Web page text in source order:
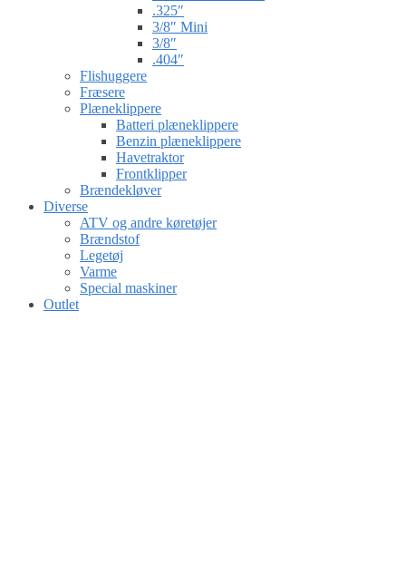
.325″
3/8″ Mini
3/8″
.404″
Flishuggere
Fræsere
Plæneklippere
Batteri plæneklippere
Benzin plæneklippere
Havetraktor
Frontklipper
Brændekløver
Diverse
ATV og andre køretøjer
Brændstof
Legetøj
Varme
Special maskiner
Outlet